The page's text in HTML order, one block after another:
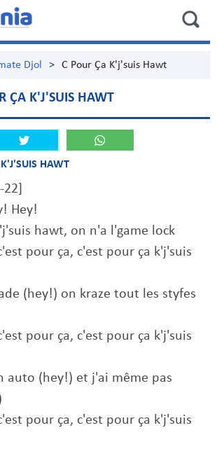
Djol > C Pour Ça K'j'suis Hawt
ÇA K'J'SUIS HAWT
HAWT
Hey!
hawt, on n'a l'game lock
pour ça, c'est pour ça k'j'suis
(hey!) on kraze tout les styfes
pour ça, c'est pour ça k'j'suis
auto (hey!) et j'ai même pas
pour ça, c'est pour ça k'j'suis